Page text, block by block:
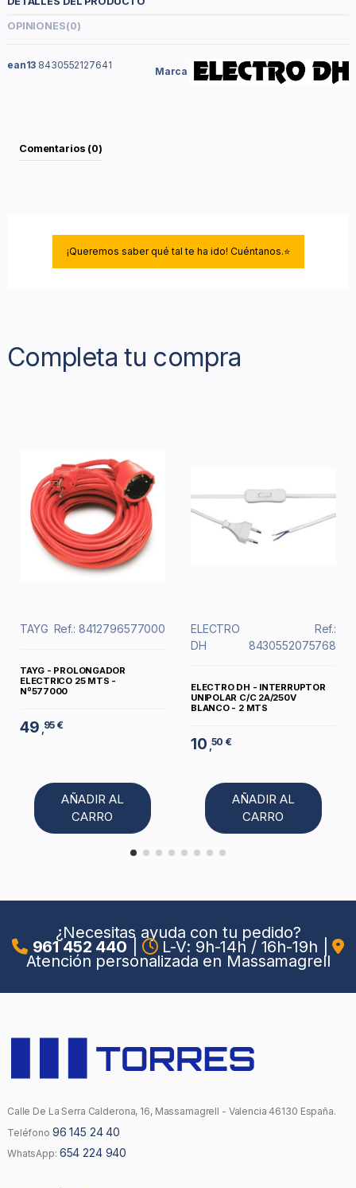
OPINIONES(0)
Marca
ean13 8430552127641
Comentarios (0)
¡Queremos saber qué tal te ha ido! Cuéntanos.⭐
Completa tu compra
TAYG Ref.: 8412796577000
TAYG - PROLONGADOR
ELECTRICO 25 MTS -
Nº577000
49 95 €
AÑADIR AL
CARRO
ELECTRO
DH
Ref.:
8430552075768
ELECTRO DH - INTERRUPTOR
UNIPOLAR C/C 2A/250V
BLANCO - 2 MTS
10 ,50 €
AÑADIR AL
CARRO
¿Necesitas ayuda con tu pedido?
961 452 440 L-V: 9h-14h / 16h-19h
Atención personalizada en Massamagrell
Calle De La Serra Calderona, 16, Massamagrell - Valencia 46130 España.
Teléfono 96 145 24 40
WhatsApp: 654 224 940